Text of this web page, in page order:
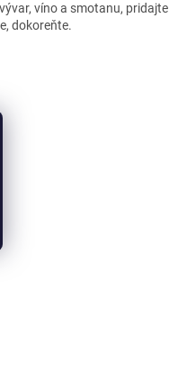
víno a smotanu, pridajte
dokoreňte.